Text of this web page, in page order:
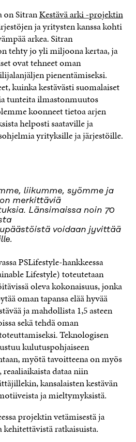
on SitranKestävä arki -projektin
ja yritysten kanssa kohti
arkea. Sitran
tehty jo yli miljoona kertaa, ja
ovat tehneet oman
pienentämiseksi.
kuinka kestävästi suomalaiset
tunteita ilmastonmuutos
koonneet tietoa arjen
helposti saataville ja
yrityksille ja järjestöille.
liikumme, syömme ja
merkittäviä
Länsimaissa noin 70
voidaan jyvittää
PSLifestyle-hankkeessa
Lifestyle) toteutetaan
oleva kokonaisuus, jonka
oman tapansa elää hyvää
ja mahdollista 1,5 asteen
sekä tehdä oman
Teknologisen
kulutuspohjaiseen
myötä tavoitteena on myös
dataa niin
kansalaisten kestävän
ja mieltymyksistä.
projektin vetämisestä ja
kehitettävistä ratkaisuista.